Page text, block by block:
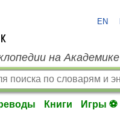
EN
на Академике
Книги Игры ⚽